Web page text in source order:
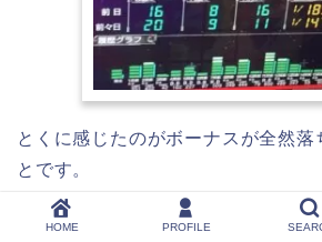
とくに感じたのがボーナスが全然落
とです。
グラフの粒がデカイデカイ。
HOME PROFILE